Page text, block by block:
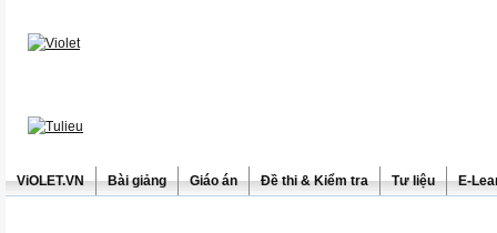
ViOLET.VN Bài giảng Giáo án Đề thi & Kiểm tra Tư liệu E-